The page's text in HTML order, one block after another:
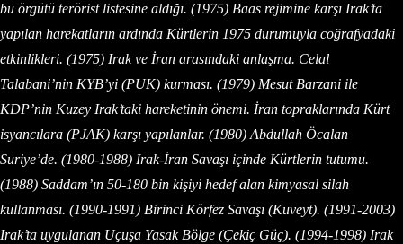
bu örgütü terörist listesine aldığı. (1975) Baas rejimine karşı Irak’ta
yapılan harekatların ardında Kürtlerin 1975 durumuyla coğrafyadaki
etkinlikleri. (1975) Irak ve İran arasındaki anlaşma. Celal
Talabani’nin KYB’yi (PUK) kurması. (1979) Mesut Barzani ile
KDP’nin Kuzey Irak’taki hareketinin önemi. İran topraklarında Kürt
isyancılara (PJAK) karşı yapılanlar. (1980) Abdullah Öcalan
Suriye’de. (1980-1988) Irak-İran Savaşı içinde Kürtlerin tutumu.
(1988) Saddam’ın 50-180 bin kişiyi hedef alan kimyasal silah
kullanması. (1990-1991) Birinci Körfez Savaşı (Kuveyt). (1991-2003)
Irak’ta uygulanan Uçuşa Yasak Bölge (Çekiç Güç). (1994-1998) Irak